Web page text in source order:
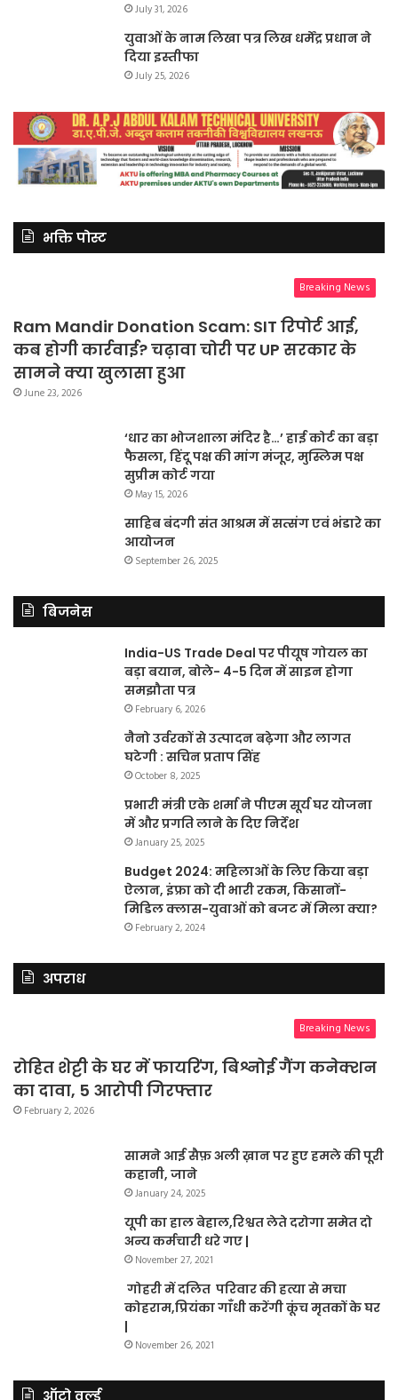
July 31, 2026
युवाओं के नाम लिखा पत्र लिख धर्मेंद्र प्रधान ने
दिया इस्तीफा
July 25, 2026
भक्ति पोस्ट
Breaking News
Ram Mandir Donation Scam: SIT रिपोर्ट आई,
कब होगी कार्रवाई? चढ़ावा चोरी पर UP सरकार के
सामने क्या खुलासा हुआ
June 23, 2026
‘धार का भोजशाला मंदिर है…’ हाई कोर्ट का बड़ा
फैसला, हिंदू पक्ष की मांग मंजूर, मुस्लिम पक्ष
सुप्रीम कोर्ट गया
May 15, 2026
साहिब बंदगी संत आश्रम में सत्संग एवं भंडारे का
आयोजन
September 26, 2025
बिजनेस
India-US Trade Deal पर पीयूष गोयल का
बड़ा बयान, बोले- 4-5 दिन में साइन होगा
समझौता पत्र
February 6, 2026
नैनो उर्वरकों से उत्पादन बढ़ेगा और लागत
घटेगी : सचिन प्रताप सिंह
October 8, 2025
प्रभारी मंत्री एके शर्मा ने पीएम सूर्य घर योजना
में और प्रगति लाने के दिए निर्देश
January 25, 2025
Budget 2024: महिलाओं के लिए किया बड़ा
ऐलान, इंफ्रा को दी भारी रकम, किसानों-
मिडिल क्लास-युवाओं को बजट में मिला क्या?
February 2, 2024
अपराध
Breaking News
रोहित शेट्टी के घर में फायरिंग, बिश्नोई गैंग कनेक्शन
का दावा, 5 आरोपी गिरफ्तार
February 2, 2026
सामने आई सैफ़ अली ख़ान पर हुए हमले की पूरी
कहानी, जाने
January 24, 2025
यूपी का हाल बेहाल,रिश्वत लेते दरोगा समेत दो
अन्य कर्मचारी धरे गए |
November 27, 2021
गोहरी में दलित परिवार की हत्या से मचा
कोहराम,प्रियंका गाँधी करेंगी कूंच मृतकों के घर
|
November 26, 2021
ऑटो वर्ल्ड